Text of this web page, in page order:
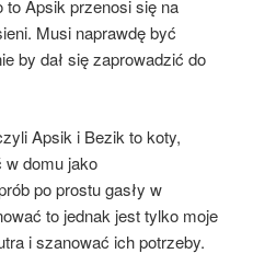
to Apsik przenosi się na
Musi naprawdę być
by dał się zaprowadzić do
Apsik i Bezik to koty,
domu jako
po prostu gasły w
to jednak jest tylko moje
i szanować ich potrzeby.